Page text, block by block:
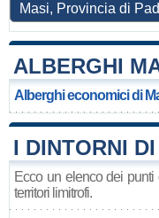
Masi, Provincia di
ALBERGHI
Alberghi economici di
I DINTORNI
Ecco un elenco dei
territori limitrofi.